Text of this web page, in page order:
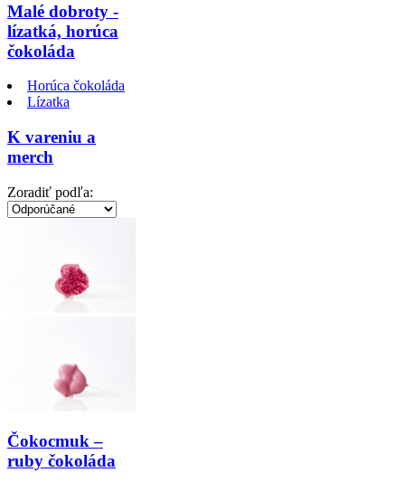
Malé dobroty -
lízatká, horúca
čokoláda
Horúca čokoláda
Lízatka
K vareniu a
merch
Zoradiť podľa:
Čokocmuk –
ruby čokoláda